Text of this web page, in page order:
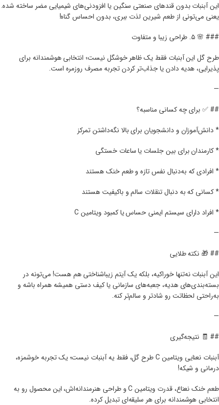
این آبنبات بدون قندهای صنعتی سنگین یا افزودنی‌های شیمیایی مضر ساخته شده.
یعنی می‌تونی از طعم شیرین لذت ببری، بدون احساس گناه!
### 🌸 ۵. طراحی زیبا و متفاوت
طرح گل این آبنبات فقط یک ظاهر خوشگل نیست؛ انتخابی هوشمندانه برای
پذیرایی، هدیه دادن یا جذاب‌تر کردن تجربه مصرف روزمره است.
—
## ✅ برای چه کسانی مناسبه؟
* دانش‌آموزان و دانشجویان برای بالا نگه‌داشتن تمرکز
* کارمندان برای بین جلسات یا ساعات خستگی
* افرادی که به‌دنبال نفس تازه و طعم خنک هستند
* کسانی که به دنبال تنقلات سالم و باکیفیت هستند
* افراد دارای سیستم ایمنی حساس یا کمبود ویتامین C
—
## 🎁 نکته طلایی
این آبنبات نه‌تنها خوراکیه، بلکه یک آیتم زیباشناختی هم هست! می‌تونه در
بسته‌بندی‌های هدیه، جعبه‌های سازمانی یا کیف دستی همیشه همراه باشه و
به‌راحتی لحظاتت رو شادتر و سالم‌تر کنه.
—
## 🧾 نتیجه‌گیری
آبنبات نعنایی ویتامین C طرح گل، فقط یه آبنبات نیست؛ یک تجربه خوشمزه،
درمانی و شیکه!
طعم خنک نعناع، قدرت ویتامین C و طراحی هنرمندانه‌اش، این محصول رو به
انتخابی هوشمندانه برای هر سلیقه‌ای تبدیل کرده.